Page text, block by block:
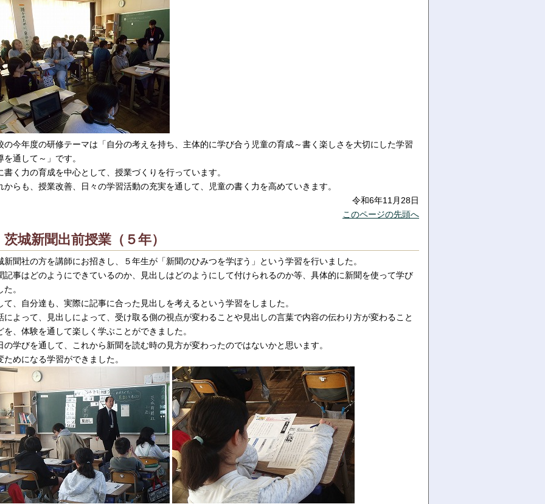
の今年度の研修テーマは「自分の考えを持ち、主体的に学び合う児童の育成～書く楽しさを大切にした学習
を通して～」です。
書く力の育成を中心として、授業づくりを行っています。
からも、授業改善、日々の学習活動の充実を通して、児童の書く力を高めていきます。
令和6年11月28日
このページの先頭へ
茨城新聞出前授業（５年）
新聞社の方を講師にお招きし、５年生が「新聞のひみつを学ぼう」という学習を行いました。
記事はどのようにできているのか、見出しはどのようにして付けられるのか等、具体的に新聞を使って学び
た。
て、自分達も、実際に記事に合った見出しを考えるという学習をしました。
によって、見出しによって、受け取る側の視点が変わることや見出しの言葉で内容の伝わり方が変わること
を、体験を通して楽しく学ぶことができました。
の学びを通して、これから新聞を読む時の見方が変わったのではないかと思います。
ためになる学習ができました。